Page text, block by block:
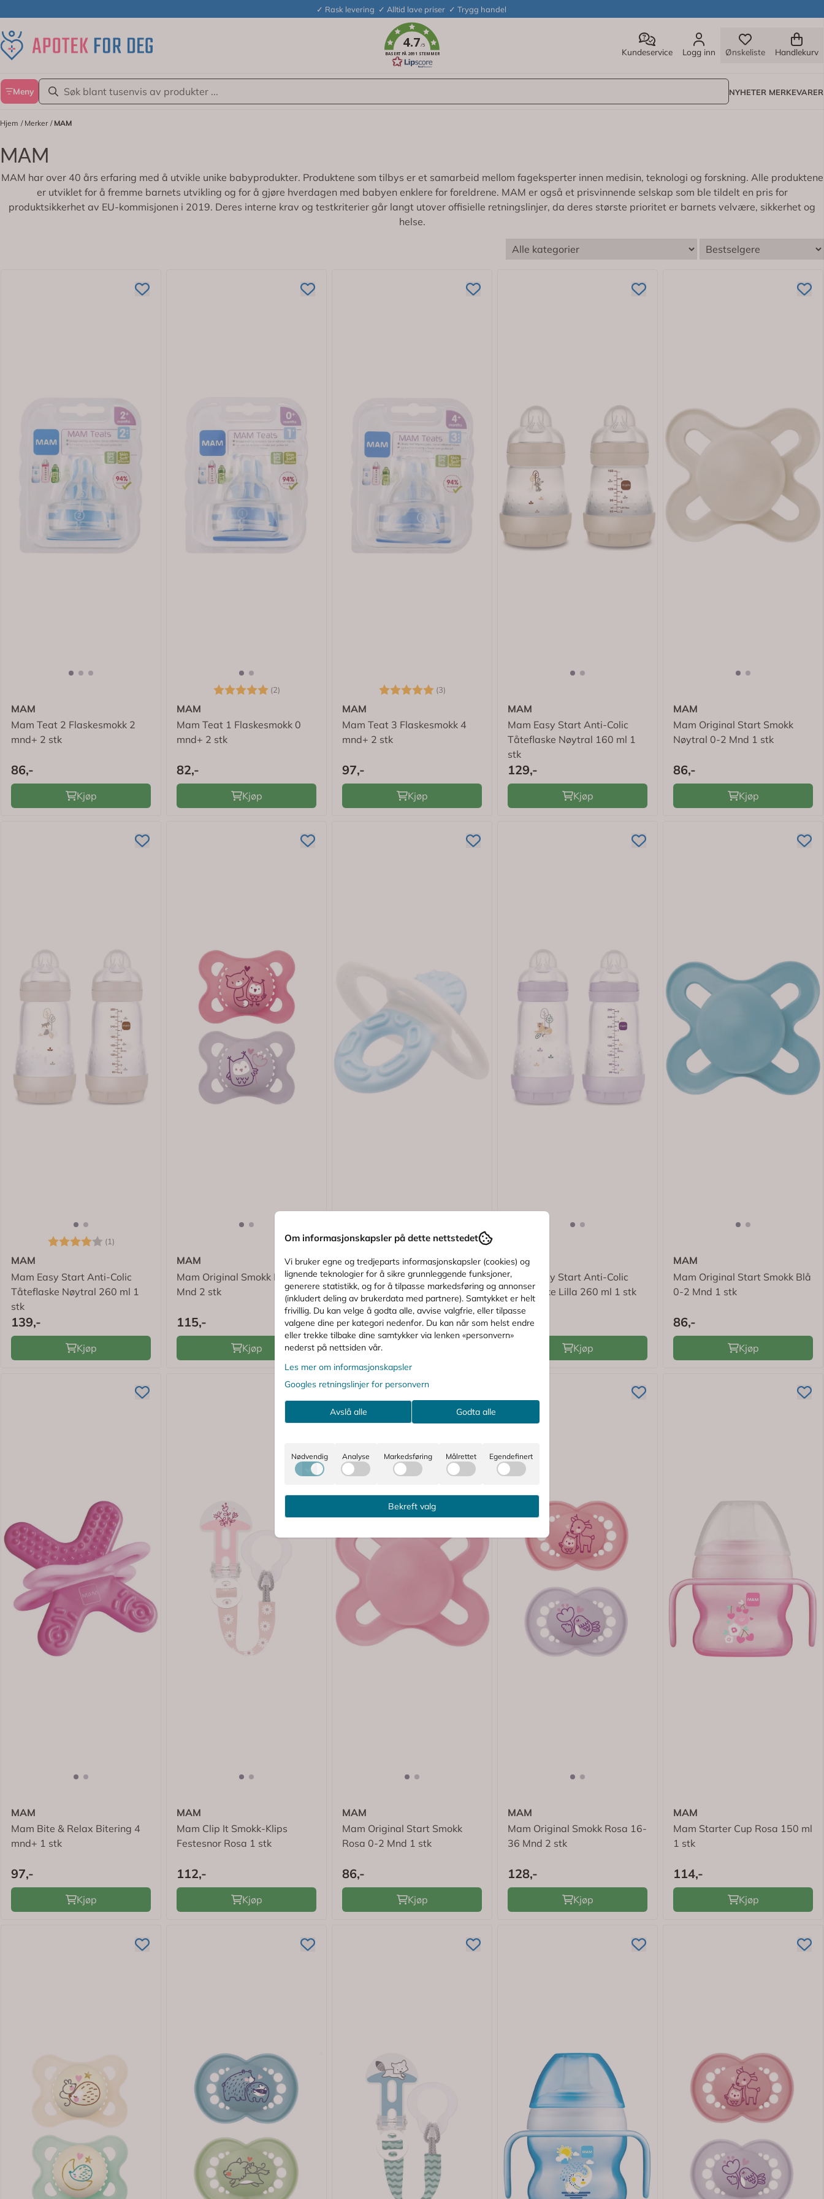
✓ Rask levering ✓ Alltid lave priser ✓ Trygg handel
4.7/5
BASERT PÅ 2691 STEMMER Kundeservice Logg inn Ønskeliste Handlekurv
Meny NYHETER MERKEVARER
Hjem / Merker / MAM
MAM
MAM har over 40 års erfaring med å utvikle unike babyprodukter. Produktene som tilbys er et samarbeid mellom fageksperter innen medisin, teknologi og forskning. Alle produktene
er utviklet for å fremme barnets utvikling og for å gjøre hverdagen med babyen enklere for foreldrene. MAM er også et prisvinnende selskap som ble tildelt en pris for
produktsikkerhet av EU-kommisjonen i 2019. Deres interne krav og testkriterier går langt utover offisielle retningslinjer, da deres største prioritet er barnets velvære, sikkerhet og
helse.
MAM
Mam Teat 2 Flaskesmokk 2
mnd+ 2 stk
86,-
Kjøp
Karakter: (2)
MAM
Mam Teat 1 Flaskesmokk 0
mnd+ 2 stk
82,-
Kjøp
Karakter: (3)
MAM
Mam Teat 3 Flaskesmokk 4
mnd+ 2 stk
97,-
Kjøp
MAM
Mam Easy Start Anti-Colic
Tåteflaske Nøytral 160 ml 1
stk
129,-
Kjøp
MAM
Mam Original Start Smokk
Nøytral 0-2 Mnd 1 stk
86,-
Kjøp
Karakter: (1)
MAM
Mam Easy Start Anti-Colic
Tåteflaske Nøytral 260 ml 1
stk
139,-
Kjøp
MAM
Mam Original Smokk Rosa 0-6
Mnd 2 stk
115,-
Kjøp
Karakter: (1)5.0 av 5 mulige
MAM
Mam Bite & Relax Bitering 2
mnd+ 1 stk
88,-
MAM
Mam Easy Start Anti-Colic
Tåteflaske Lilla 260 ml 1 stk
135,-
Kjøp
MAM
Mam Original Start Smokk Blå
0-2 Mnd 1 stk
86,-
Kjøp
MAM
Mam Bite & Relax Bitering 4
mnd+ 1 stk
97,-
Kjøp
MAM
Mam Clip It Smokk-Klips
Festesnor Rosa 1 stk
112,-
Kjøp
MAM
Mam Original Start Smokk
Rosa 0-2 Mnd 1 stk
86,-
Kjøp
MAM
Mam Original Smokk Rosa 16-
36 Mnd 2 stk
128,-
Kjøp
MAM
Mam Starter Cup Rosa 150 ml
1 stk
114,-
Kjøp
Om informasjonskapsler på dette nettstedet
Vi bruker egne og tredjeparts informasjonskapsler (cookies) og
lignende teknologier for å sikre grunnleggende funksjoner,
generere statistikk, og for å tilpasse markedsføring og annonser
(inkludert deling av brukerdata med partnere). Samtykket er helt
frivillig. Du kan velge å godta alle, avvise valgfrie, eller tilpasse
valgene dine per kategori nedenfor. Du kan når som helst endre
eller trekke tilbake dine samtykker via lenken «personvern»
nederst på nettsiden vår.
Les mer om informasjonskapsler
Googles retningslinjer for personvern
Avslå alle Godta alle
Nødvendig Analyse Markedsføring Målrettet Egendefinert
Bekreft valg